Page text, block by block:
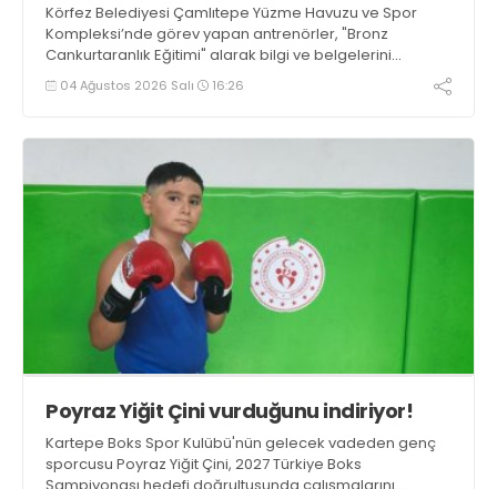
Körfez Belediyesi Çamlıtepe Yüzme Havuzu ve Spor
Kompleksi’nde görev yapan antrenörler, "Bronz
Cankurtaranlık Eğitimi" alarak bilgi ve belgelerini
tazelediler.
04 Ağustos 2026 Salı 16:26
Poyraz Yiğit Çini vurduğunu indiriyor!
Kartepe Boks Spor Kulübü'nün gelecek vadeden genç
sporcusu Poyraz Yiğit Çini, 2027 Türkiye Boks